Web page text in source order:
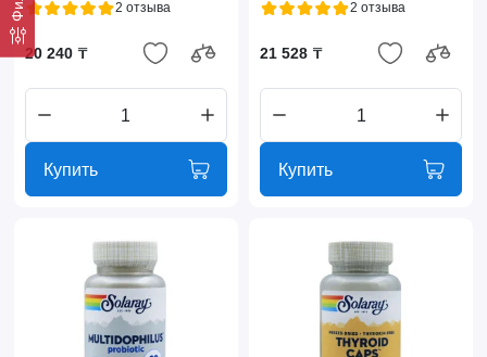
2 отзыва
20 240 ₸
Купить
2 отзыва
21 528 ₸
Купить